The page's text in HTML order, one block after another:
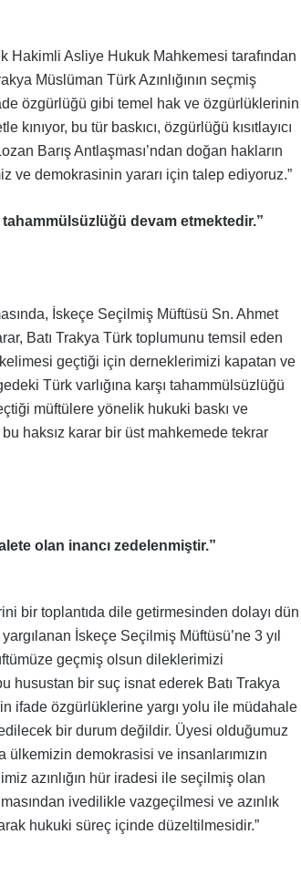
Hakimli Asliye Hukuk Mahkemesi tarafından
Müslüman Türk Azınlığının seçmiş
özgürlüğü gibi temel hak ve özgürlüklerinin
bu tür baskıcı, özgürlüğü kısıtlayıcı
Barış Antlaşması’ndan doğan hakların
ve demokrasinin yararı için talep ediyoruz.”
tahammülsüzlüğü devam etmektedir.”
İskeçe Seçilmiş Müftüsü Sn. Ahmet
Batı Trakya Türk toplumunu temsil eden
kelimesi geçtiği için derneklerimizi kapatan ve
Türk varlığına karşı tahammülsüzlüğü
müftülere yönelik hukuki baskı ve
haksız karar bir üst mahkemede tekrar
olan inancı zedelenmiştir.”
bir toplantıda dile getirmesinden dolayı dün
İskeçe Seçilmiş Müftüsü’ne 3 yıl
geçmiş olsun dileklerimizi
husustan bir suç isnat ederek Batı Trakya
ifade özgürlüklerine yargı yolu ile müdahale
edilecek bir durum değildir. Üyesi olduğumuz
demokrasisi ve insanlarımızın
azınlığın hür iradesi ile seçilmiş olan
ivedilikle vazgeçilmesi ve azınlık
hukuki süreç içinde düzeltilmesidir.”